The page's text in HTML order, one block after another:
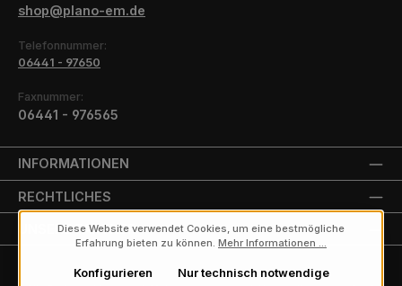
shop@plano-em.de
Telefonnummer:
06441 - 97650
Faxnummer:
06441 - 976565
INFORMATIONEN
RECHTLICHES
UNSERE PARTNER
Diese Website verwendet Cookies, um eine bestmögliche
Erfahrung bieten zu können. Mehr Informationen ...
Nur technisch notwendige
Konfigurieren